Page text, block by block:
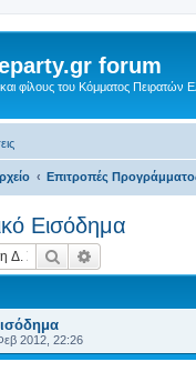
forum
φίλους του Κόμματος Πειρατών
Επιτροπές
Εισόδημα
Αναζήτηση
2012, 22:26